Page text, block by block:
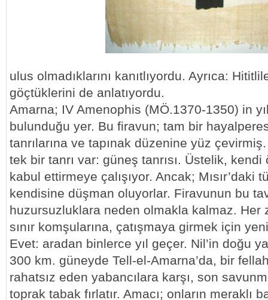
ulus olmadıklarını kanıtlıyordu. Ayrıca:
göçtüklerini de anlatıyordu.
Amarna; IV Amenophis (MÖ.1370-1350) in
bulunduğu yer. Bu firavun; tam bir
tanrılarına ve tapınak düzenine yüz
tek bir tanrı var: güneş tanrısı. Üstelik, kendi
kabul ettirmeye çalışıyor. Ancak; Mısır’daki
kendisine düşman oluyorlar. Firavunun bu
huzursuzluklara neden olmakla kalmaz. Her
sınır komşularına, çatışmaya girmek için
Evet: aradan binlerce yıl geçer. Nil’in doğu
300 km. güneyde Tell-el-Amarna’da, bir
rahatsız eden yabancılara karşı, son
toprak tabak fırlatır. Amacı; onların meraklı